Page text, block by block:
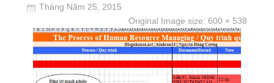
Tháng Năm 25, 2015
Original Image size: 600 × 538